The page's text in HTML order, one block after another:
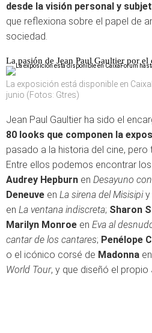
desde la visión personal y
que reflexiona sobre el papel de
sociedad.
La pasión de Jean Paul Gaultier por el
La exposición está disponible en
junio (Fotos: Gtres)
Jean Paul Gaultier ha sido el
80 looks que componen la
pasado a la historia del cine, pero
Entre ellos podemos encontrar
Audrey Hepburn en Desayuno
Deneuve en La sirena del Misisipiy
en La ventana indiscreta; Sharon
Marilyn Monroe en Eva al
cantar de los cantares; Penélope
o el icónico corsé de Madonna
World Tour, y que diseñó el propio